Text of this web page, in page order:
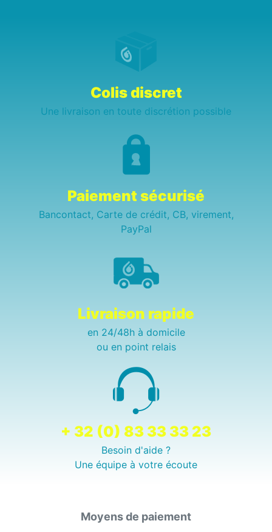
Colis discret
Une livraison en toute discrétion possible
Paiement sécurisé
Bancontact, Carte de crédit, CB, virement,
PayPal
Livraison rapide
en 24/48h à domicile
ou en point relais
+ 32 (0) 83 33 33 23
Besoin d'aide ?
Une équipe à votre écoute
Moyens de paiement